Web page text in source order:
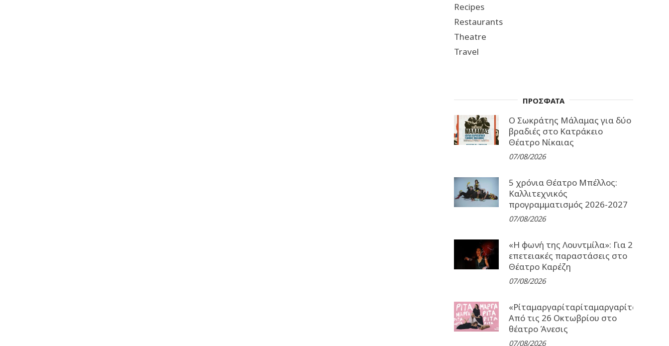
Recipes
Restaurants
Theatre
Travel
ΠΡΟΣΦΑΤΑ
Ο Σωκράτης Μάλαμας για δύο
βραδιές στο Κατράκειο
Θέατρο Νίκαιας
07/08/2026
5 χρόνια Θέατρο Μπέλλος:
Καλλιτεχνικός
προγραμματισμός 2026-2027
07/08/2026
«Η φωνή της Λουντμίλα»: Για 2
επετειακές παραστάσεις στο
Θέατρο Καρέζη
07/08/2026
Από τις 26 Οκτωβρίου στο
θέατρο Άνεσις
07/08/2026